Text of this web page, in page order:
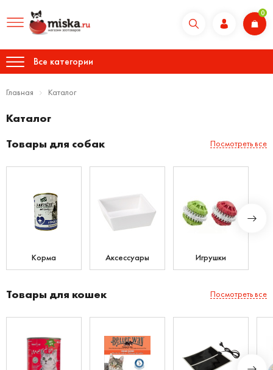
0
Все категории
Главная Каталог
Каталог
Товары для собак
Посмотреть все
Корма Аксессуары Игрушки
Товары для кошек Посмотреть все